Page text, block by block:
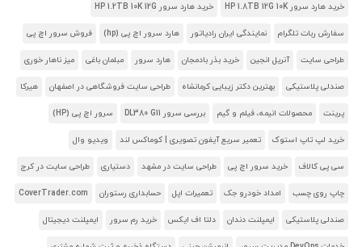
خرید هارد سرور HP 1.8TB 12G 10K خرید هارد سرور HP 1.2TB 10K 12G
سفارش ربات تلگرام نمایندگی ایران رادیاتور هارد سرور اچ پی (hp) فروش سرور اچ پی
طراحی سایت آنریل انجین خرید بذر بادمجان هارد سرور مبلمان باغی میز ناهار خوری
صندلی پلاستیکی بهترین دکتر زیبایی کرمانشاه طراحی سایت فروشگاهی در اصفهان هیرکا
پرینت محصولات انیمه، فیلم و گیم بررسی سرور DL380 G11 سرور اچ پی (HP)
خرید لپ تاپ استوک تعمیر سریع آیفون تصویری | کوماکس لند ویدیو وال
سی پی کالاف خرید سرور اچ پی طراحی سایت در مشهد دستیاری طراحی سایت در کرج
چاپ روی چسب امداد خودرو جک تعمیرات اپل حسابداری رستوران CoverTrader.com
صندلی پلاستیکی ایمپلنت دندان دلتا اف ایکس خرید رم سرور ایمپلنت دیجیتال